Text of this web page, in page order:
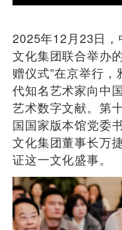
2025年12月23日
文化集团联合举办
赠仪式”在京举行
代知名艺术家向中
艺术数字文献。第
国国家版本馆党委
文化集团董事长万
证这一文化盛事。